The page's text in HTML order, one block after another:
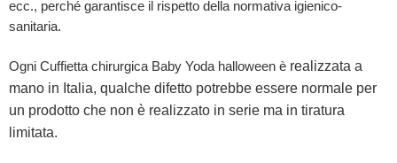
ecc., perché garantisce il rispetto della normativa igienico-
sanitaria.
Ogni Cuffietta chirurgica Baby Yoda halloween è realizzata a
mano in Italia, qualche difetto potrebbe essere normale per
un prodotto che non è realizzato in serie ma in tiratura
limitata.